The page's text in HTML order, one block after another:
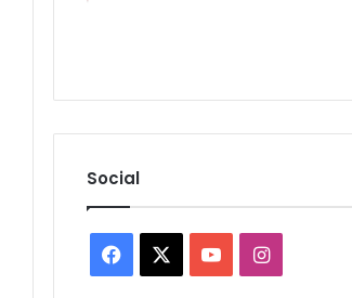
Social
Facebook YouTubeInstagram